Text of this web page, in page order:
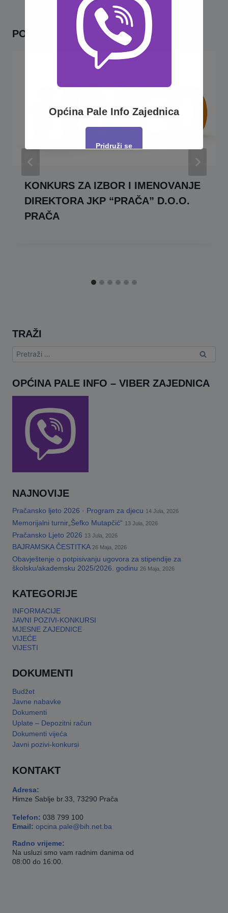
POVEZANO
KONKURS ZA IZBOR I IMENOVANJE
DIREKTORA JKP “PRAČA” D.O.O.
PRAČA
TRAŽI
Pretraga:
OPĆINA PALE INFO – VIBER ZAJEDNICA
NAJNOVIJE
Pračansko ljeto 2026 · Program za djecu 14 Jula, 2026
Memorijalni turnir„Šefko Mutapčić“ 13 Jula, 2026
Pračansko Ljeto 2026 13 Jula, 2026
BAJRAMSKA ČESTITKA 26 Maja, 2026
Obavještenje o potpisivanju ugovora za stipendije za
školsku/akademsku 2025/2026. godinu 26 Maja, 2026
KATEGORIJE
INFORMACIJE
JAVNI POZIVI-KONKURSI
MJESNE ZAJEDNICE
VIJEĆE
VIJESTI
DOKUMENTI
Budžet
Javne nabavke
Dokumenti
Uplate – Depozitni račun
Dokumenti vijeća
Javni pozivi-konkursi
KONTAKT
Adresa:
Himze Sablje br.33, 73290 Prača
Telefon: 038 799 100
Email: opcina.pale@bih.net.ba
Radno vrijeme:
Na usluzi smo vam radnim danima od
08:00 do 16:00.
Općina Pale Info Zajednica
Pridruži se